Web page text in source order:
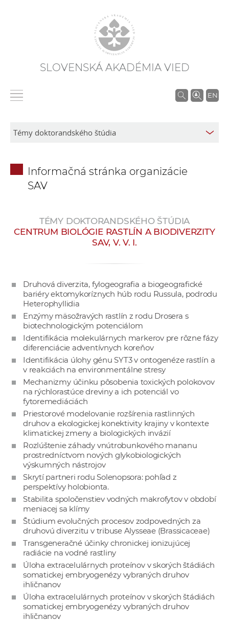
SLOVENSKÁ AKADÉMIA VIED
EN
V
e
a
c
n
č
h
a
v
í
c
S
Informačná stránka organizácie
SAV
TÉMY DOKTORANDSKÉHO ŠTÚDIA
CENTRUM BIOLÓGIE RASTLÍN A BIODIVERZITY
SAV, V. V. I.
Druhová diverzita, fylogeografia a biogeografické
bariéry ektomykoríznych húb rodu Russula, podrodu
Heterophyllidia
Enzýmy mäsožravých rastlín z rodu Drosera s
biotechnologickým potenciálom
Identifikácia molekulárnych markerov pre rôzne fázy
diferenciácie adventívnych koreňov
Identifikácia úlohy génu SYT3 v ontogenéze rastlín a
v reakciách na environmentálne stresy
Mechanizmy účinku pôsobenia toxických polokovov
na rýchlorastúce dreviny a ich potenciál vo
fytoremediáciách
Priestorové modelovanie rozšírenia rastlinných
druhov a ekologickej konektivity krajiny v kontexte
klimatickej zmeny a biologických invázií
Rozlúštenie záhady vnútrobunkového mananu
prostredníctvom nových glykobiologických
výskumných nástrojov
Skrytí partneri rodu Solenopsora: pohľad z
perspektívy holobionta.
Stabilita spoločenstiev vodných makrofytov v období
meniacej sa klímy
Štúdium evolučných procesov zodpovedných za
druhovú diverzitu v tribuse Alysseae (Brassicaceae)
Transgeneračné účinky chronickej ionizujúcej
radiácie na vodné rastliny
Úloha extracelulárnych proteínov v skorých štádiách
somatickej embryogenézy vybraných druhov
ihličnanov
Úloha extracelulárnych proteínov v skorých štádiách
somatickej embryogenézy vybraných druhov
ihličnanov